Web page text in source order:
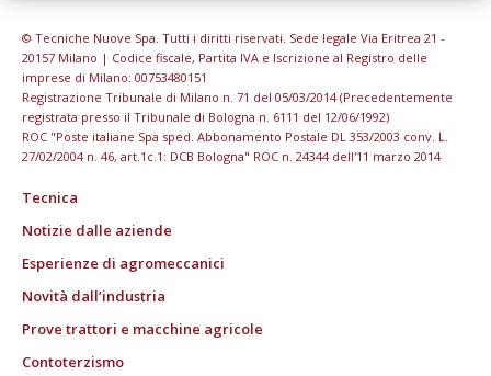
© Tecniche Nuove Spa. Tutti i diritti riservati. Sede legale Via Eritrea 21 -
20157 Milano | Codice fiscale, Partita IVA e Iscrizione al Registro delle
imprese di Milano: 00753480151
Registrazione Tribunale di Milano n. 71 del 05/03/2014 (Precedentemente
registrata presso il Tribunale di Bologna n. 6111 del 12/06/1992)
ROC "Poste italiane Spa sped. Abbonamento Postale DL 353/2003 conv. L.
27/02/2004 n. 46, art.1c.1: DCB Bologna" ROC n. 24344 dell'11 marzo 2014
Tecnica
Notizie dalle aziende
Esperienze di agromeccanici
Novità dall’industria
Prove trattori e macchine agricole
Contoterzismo